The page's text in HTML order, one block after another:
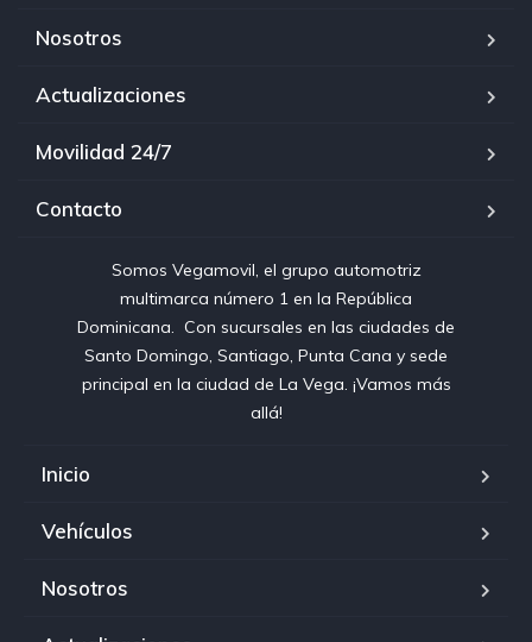
Nosotros
Actualizaciones
Movilidad 24/7
Contacto
Somos Vegamovil, el grupo automotriz
multimarca número 1 en la República
Dominicana⁣. ⁣ Con sucursales en las ciudades de
Santo Domingo, Santiago, Punta Cana y sede
principal en la ciudad de La Vega. ¡Vamos más
allá!
Inicio
Vehículos
Nosotros